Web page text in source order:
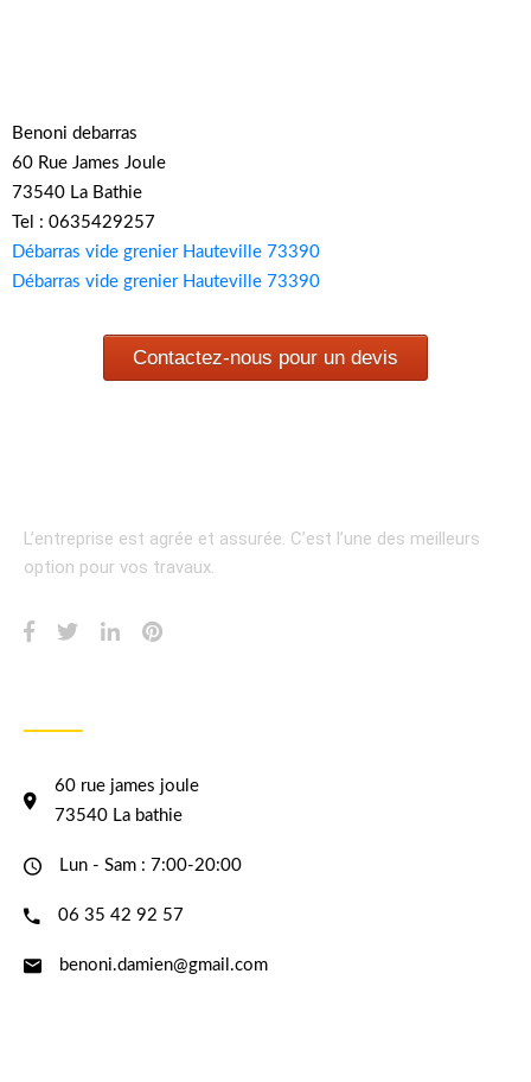
Benoni debarras
60 Rue James Joule
73540 La Bathie
Tel : 0635429257
Débarras vide grenier Hauteville 73390
Débarras vide grenier Hauteville 73390
Contactez-nous pour un devis
L’entreprise est agrée et assurée. C’est l’une des meilleurs
option pour vos travaux.
60 rue james joule
73540 La bathie
Lun - Sam : 7:00-20:00
06 35 42 92 57
benoni.damien@gmail.com